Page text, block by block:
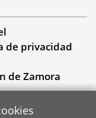
de privacidad
de Zamora